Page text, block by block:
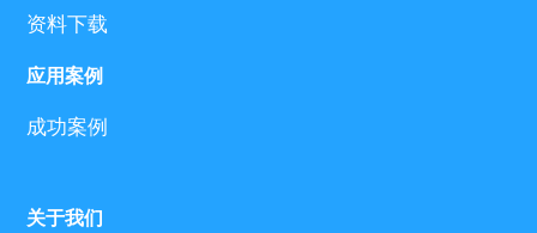
资料下载
应用案例
成功案例
关于我们